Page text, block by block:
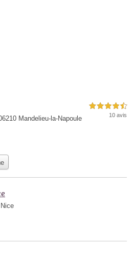
Mandelieu-la-Napoule
4,5 étoiles sur 5
10 avis